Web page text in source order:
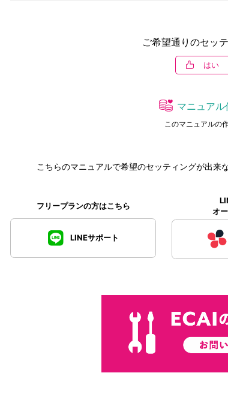
ご希望通りのセッ
はい
マニュアル
このマニュアルの
こちらのマニュアルで希望のセッティングが出来
フリープランの方はこちら
LINEサポート
オ